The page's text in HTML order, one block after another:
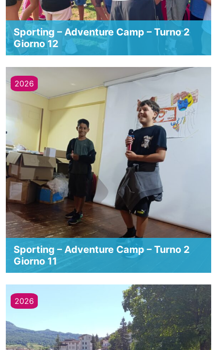
Sporting – Adventure Camp – Turno 2
Giorno 12
2026
Sporting – Adventure Camp – Turno 2
Giorno 11
2026